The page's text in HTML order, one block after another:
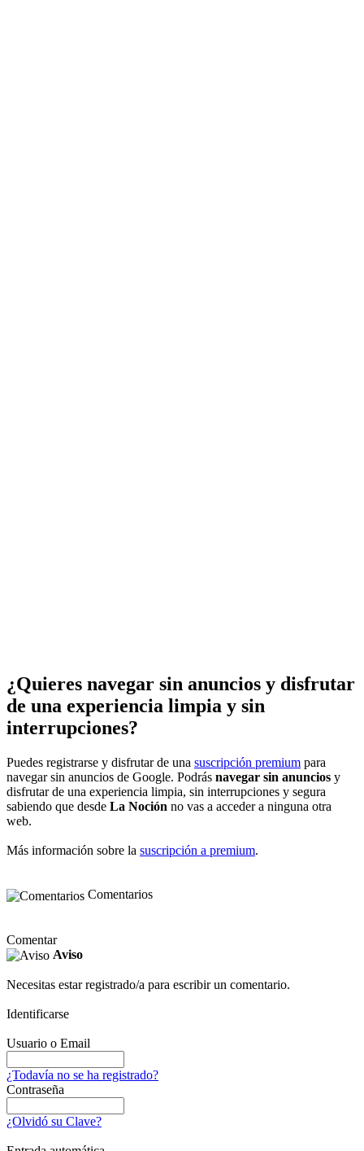
¿Quieres navegar sin anuncios y disfrutar
de una experiencia limpia y sin
interrupciones?
Puedes registrarse y disfrutar de una suscripción premium para
navegar sin anuncios de Google. Podrás navegar sin anuncios y
disfrutar de una experiencia limpia, sin interrupciones y segura
sabiendo que desde La Noción no vas a acceder a ninguna otra
web.
Más información sobre la suscripción a premium.
Comentarios
Comentar
Aviso
Necesitas estar registrado/a para escribir un comentario.
Identificarse
Usuario o Email
¿Todavía no se ha registrado?
Contraseña
¿Olvidó su Clave?